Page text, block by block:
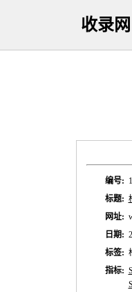
收录网
编号:
标题:
网址:
日期:
标签:
指标: